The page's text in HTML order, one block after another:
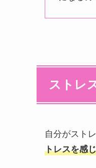
ストレ
自分がスト
トレスを感